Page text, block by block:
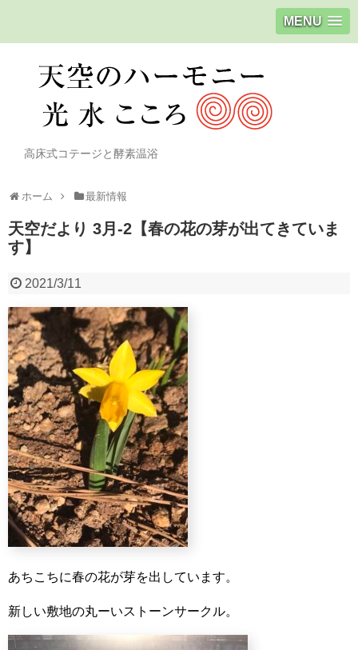
MENU
高床式コテージと酵素温浴
ホーム 最新情報
天空だより 3月-2【春の花の芽が出てきていま
す】
2021/3/11
あちこちに春の花が芽を出しています。
新しい敷地の丸ーいストーンサークル。